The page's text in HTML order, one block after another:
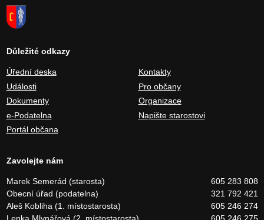
Důležité odkazy
Úřední deska
Události
Dokumenty
e-Podatelna
Portál občana
Kontakty
Pro občany
Organizace
Napište starostovi
Zavolejte nám
Marek Semerád (starosta)
605 283 808
Obecní úřad (podatelna)
321 792 421
Aleš Kobliha (1. místostarosta)
605 246 274
Lenka Mlynářová (2. místostarosta)
605 246 275